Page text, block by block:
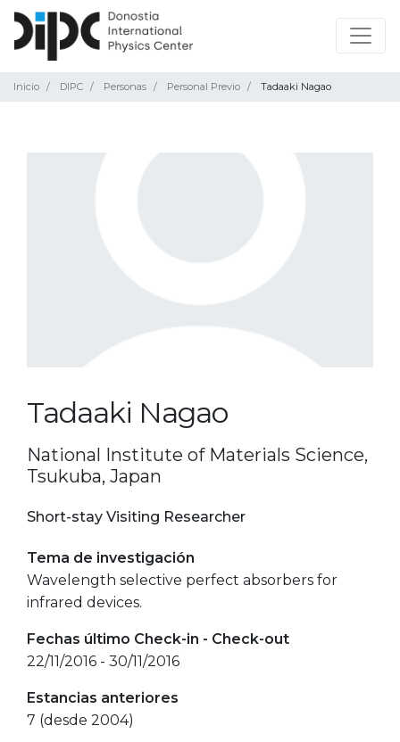
Inicio DIPC Personas Personal Previo Tadaaki Nagao
Tadaaki Nagao
National Institute of Materials Science,
Tsukuba, Japan
Short-stay Visiting Researcher
Tema de investigación
Wavelength selective perfect absorbers for
infrared devices.
Fechas último Check-in - Check-out
22/11/2016 - 30/11/2016
Estancias anteriores
7 (desde 2004)